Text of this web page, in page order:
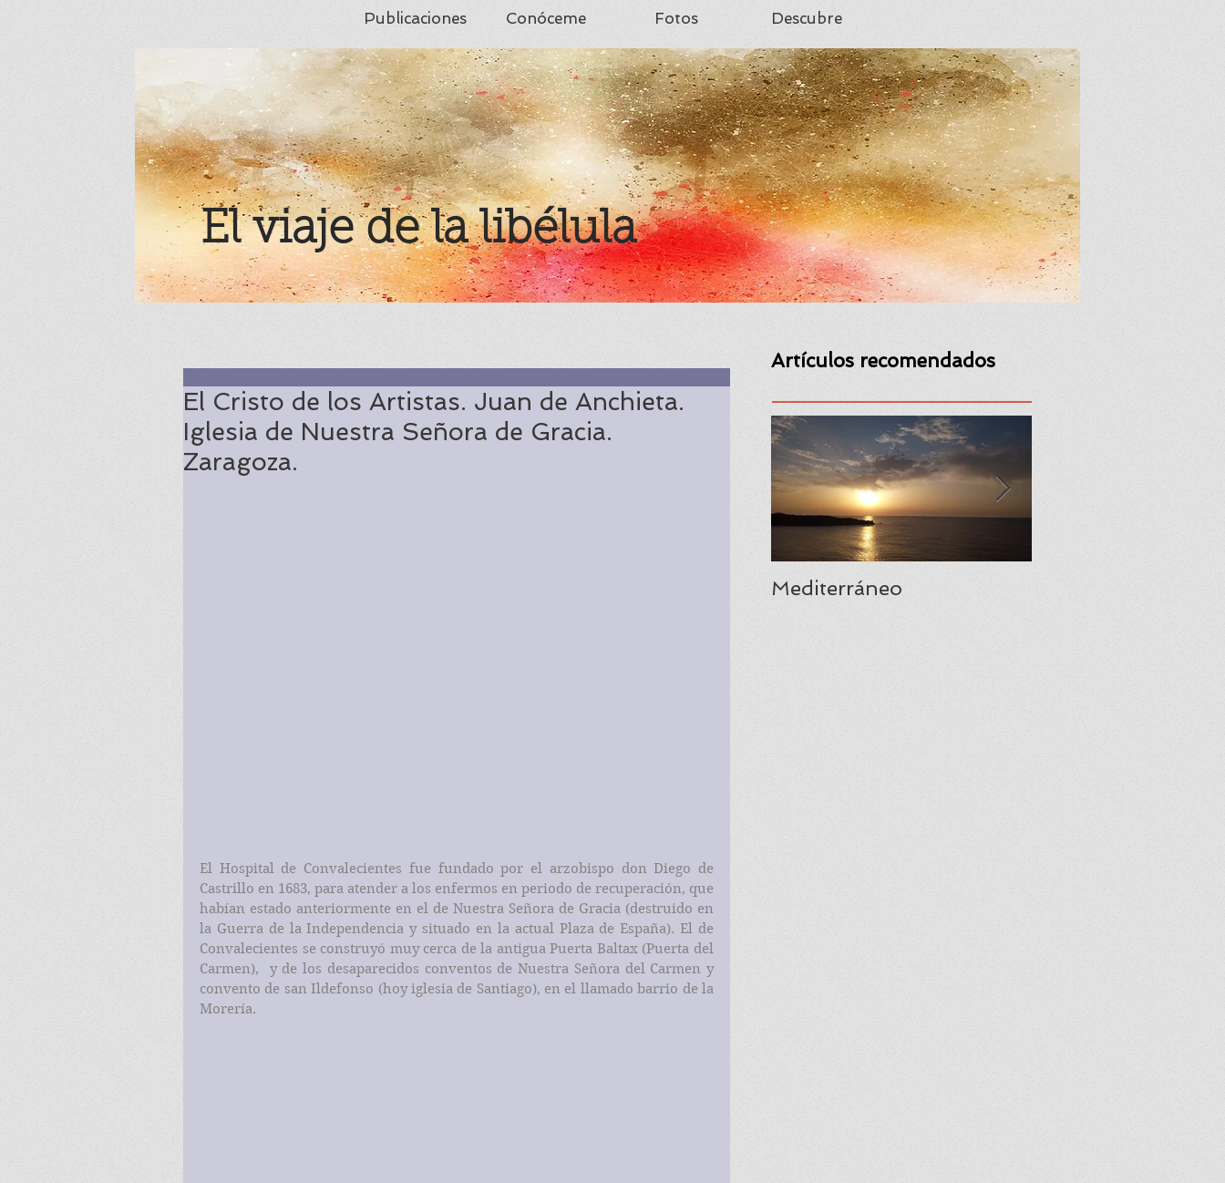
Publicaciones Conóceme Fotos Descubre
El viaje de la libélula
El Cristo de los Artistas. Juan de Anchieta.
Iglesia de Nuestra Señora de Gracia.
Zaragoza.
El Hospital de Convalecientes fue fundado por el arzobispo don Diego de
Castrillo en 1683, para atender a los enfermos en periodo de recuperación, que
habían estado anteriormente en el de Nuestra Señora de Gracia (destruido en
la Guerra de la Independencia y situado en la actual Plaza de España). El de
Convalecientes se construyó muy cerca de la antigua Puerta Baltax (Puerta del
Carmen),  y de los desaparecidos conventos de Nuestra Señora del Carmen y
convento de san Ildefonso (hoy iglesia de Santiago), en el llamado barrio de la
Morería.
Artículos recomendados
Mediterráneo